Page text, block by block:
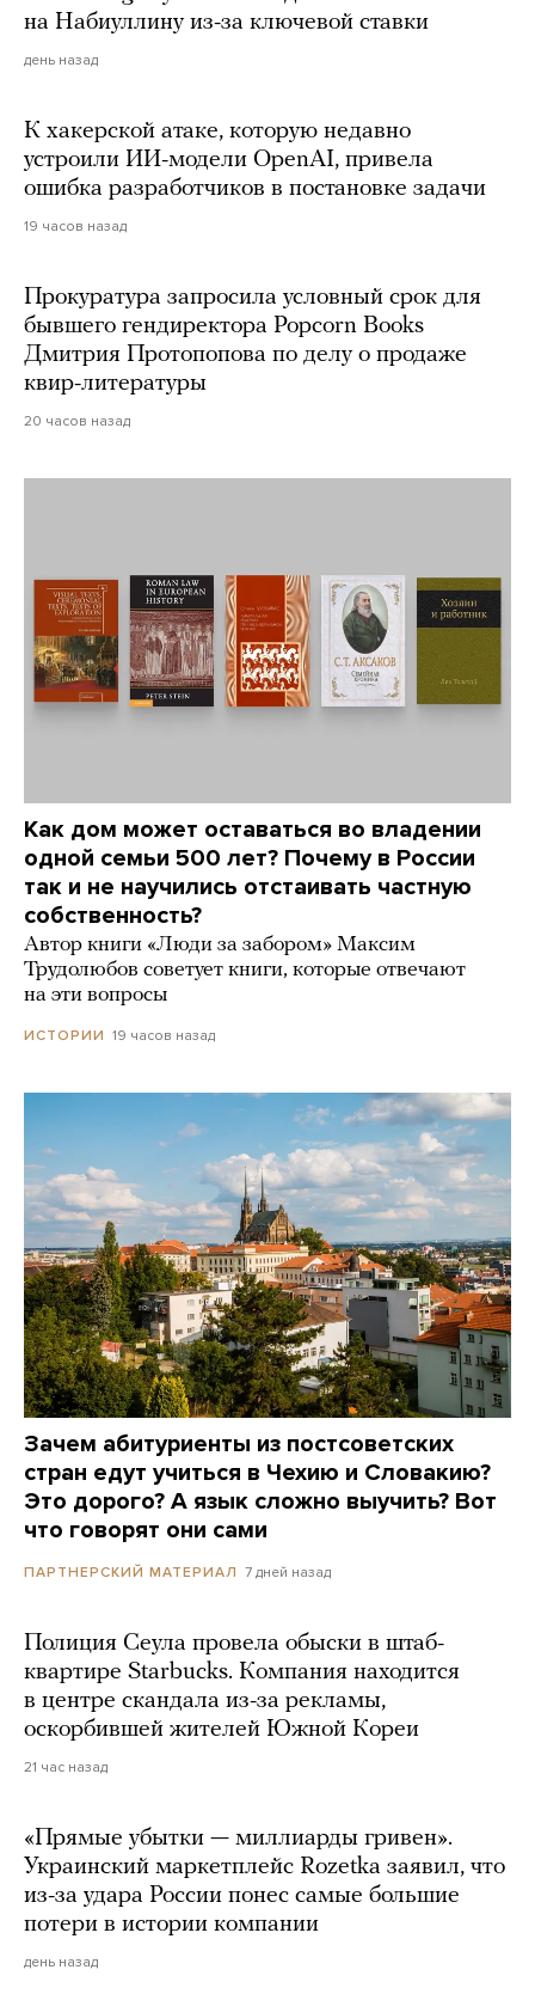
на Набиуллину из-за ключевой ставки
день назад
К хакерской атаке, которую недавно
устроили ИИ-модели OpenAI, привела
ошибка разработчиков в постановке задачи
19 часов назад
Прокуратура запросила условный срок для
бывшего гендиректора Popcorn Books
Дмитрия Протопопова по делу о продаже
квир-литературы
20 часов назад
Как дом может оставаться во владении
одной семьи 500 лет? Почему в России
так и не научились отстаивать частную
собственность?
Автор книги «Люди за забором» Максим
Трудолюбов советует книги, которые отвечают
на эти вопросы
ИСТОРИИ 19 часов назад
Зачем абитуриенты из постсоветских
стран едут учиться в Чехию и Словакию?
Это дорого? А язык сложно выучить? Вот
что говорят они сами
ПАРТНЕРСКИЙ МАТЕРИАЛ 7 дней назад
Полиция Сеула провела обыски в штаб-
квартире Starbucks. Компания находится
в центре скандала из-за рекламы,
оскорбившей жителей Южной Кореи
21 час назад
«Прямые убытки — миллиарды гривен».
Украинский маркетплейс Rozetka заявил, что
из-за удара России понес самые большие
потери в истории компании
день назад